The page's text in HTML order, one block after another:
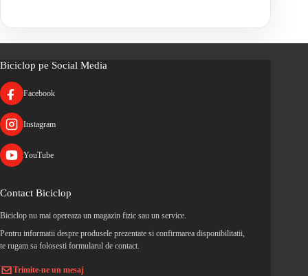
Biciclop pe Social Media
Facebook
Instagram
YouTube
Contact Biciclop
Biciclop nu mai opereaza un magazin fizic sau un service.
Pentru informatii despre produsele prezentate si confirmarea disponibilitatii,
te rugam sa folosesti formularul de contact.
Trimite-ne un mesaj